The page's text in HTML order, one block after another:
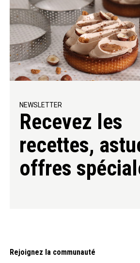
NEWSLETTER
Recevez les
recettes,
offres
Rejoignez la communauté